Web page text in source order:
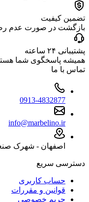
تضمین کیفیت
بازگشت در صورت عدم
پشتیبانی ۲۴ ساعته
همیشه پاسخگوی شما
تماس با ما
0913-4832877
info@marbelino.ir
اصفهان - شهرک
دسترسی سریع
حساب کاربری
قوانین و مقررات
حریم خصوصی